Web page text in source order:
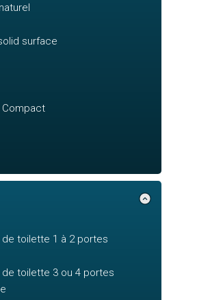
surface
de toilette 1 à 2 portes
de toilette 3 ou 4 portes